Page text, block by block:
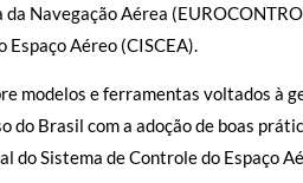
Navegação Aérea
Aéreo (CISCEA).
modelos e ferramentas voltados à
do Brasil com a adoção de boas
Sistema de Controle do Espaço